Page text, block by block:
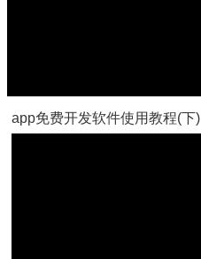
app免费开发软件使用教程(下)